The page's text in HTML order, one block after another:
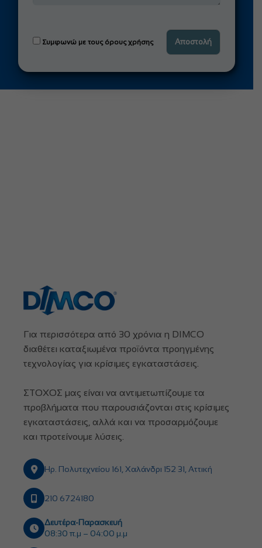
Συμφωνώ με τους όρους χρήσης
Για περισσότερα από 30 χρόνια η DIMCO
διαθέτει καταξιωμένα προϊόντα προηγμένης
τεχνολογίας για κρίσιμες εγκαταστάσεις.
ΣΤΟΧΟΣ μας είναι να αντιμετωπίζουμε τα
προβλήματα που παρουσιάζονται στις κρίσιμες
εγκαταστάσεις, αλλά και να προσαρμόζουμε
και προτείνουμε λύσεις.
Ηρ. Πολυτεχνείου 161, Χαλάνδρι 152 31, Αττική
210 6724180
Δευτέρα-Παρασκευή
08:30 π.μ – 04:00 μ.μ